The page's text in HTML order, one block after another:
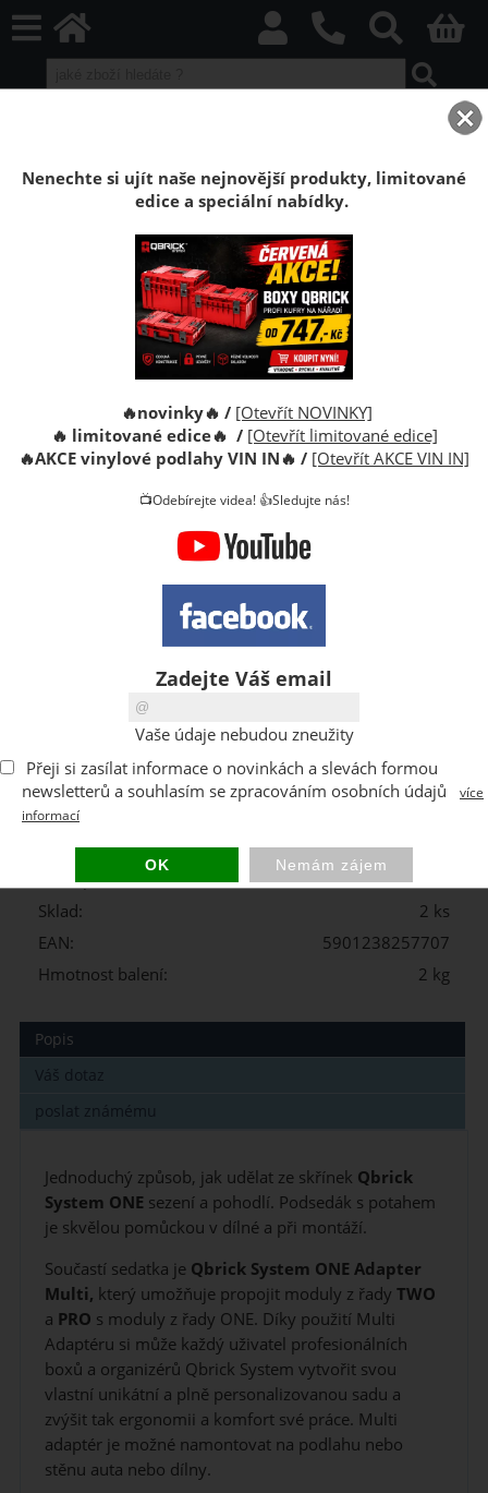
Sedátko na boxy Qbrick System ONE
Sedátko pro boxy Qbrick System ONE
ks
SDQONEADPCZAPG011
Výrobce:
Qbrick System
Cena s DPH:
1 260 CZK
DPH:
Dostupnost:
Skladem
Sklad:
2 ks
EAN:
5901238257707
Hmotnost balení:
2 kg
Popis
Váš dotaz
poslat známému
Jednoduchý způsob, jak udělat ze skřínek Qbrick
System ONE sezení a pohodlí. Podsedák s potahem
je skvělou pomůckou v dílné a při montáží.
Součastí sedatka je Qbrick System ONE Adapter
Multi, který umožňuje propojit moduly z řady TWO
a PRO s moduly z řady ONE. Díky použití Multi
Adaptéru si může každý uživatel profesionálních
boxů a organizérů Qbrick System vytvořit svou
vlastní unikátní a plně personalizovanou sadu a
zvýšit tak ergonomii a komfort své práce. Multi
adaptér je možné namontovat na podlahu nebo
stěnu auta nebo dílny.
Nenechte si ujít naše nejnovější produkty, limitované
edice a speciální nabídky.
🔥novinky🔥 / [Otevřít NOVINKY]
🔥 limitované edice🔥 / [Otevřít limitované edice]
🔥AKCE vinylové podlahy VIN IN🔥 / [Otevřít AKCE VIN IN]
📺Odebírejte videa! 👍Sledujte nás!
Zadejte Váš email
Vaše údaje nebudou zneužity
Přeji si zasílat informace o novinkách a slevách formou
newsletterů a souhlasím se zpracováním osobních údajů
více
informací